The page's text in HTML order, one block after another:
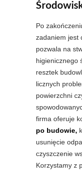
Po
zadaniem jest
pozwala na
higienicznego
resztek
licznych
powierzchni
firma oferuje
po budowie,
usunięcie
czyszczenie
Korzystamy z